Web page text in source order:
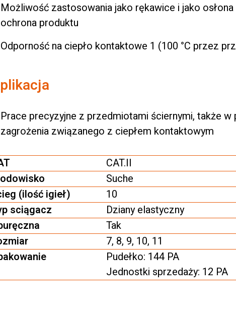
Możliwość zastosowania jako rękawice i jako
ochrona produktu
Odporność na ciepło kontaktowe 1 (100 °C przez
Prace precyzyjne z przedmiotami ściernymi, także w
zagrożenia związanego z ciepłem kontaktowym
CAT.II
Suche
(ilość igieł)
10
sciągacz
Dziany elastyczny
Tak
7, 8, 9, 10, 11
Pudełko: 144 PA
Jednostki sprzedaży: 12 PA